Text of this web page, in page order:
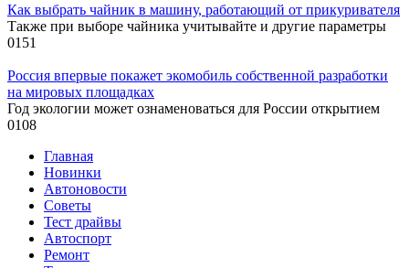
Как выбрать чайник в машину, работающий от прикуривателя
Также при выборе чайника учитывайте и другие параметры
0151
Россия впервые покажет экомобиль собственной разработки
на мировых площадках
Год экологии может ознаменоваться для России открытием
0108
Главная
Новинки
Автоновости
Советы
Тест драйвы
Автоспорт
Ремонт